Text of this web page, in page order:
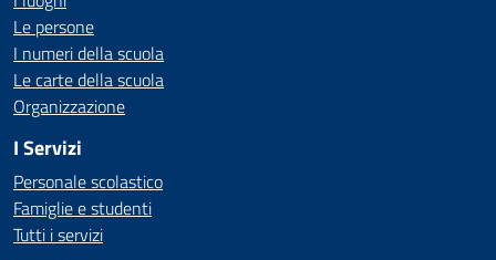
Le persone
I numeri della scuola
Le carte della scuola
Organizzazione
I Servizi
Personale scolastico
Famiglie e studenti
Tutti i servizi